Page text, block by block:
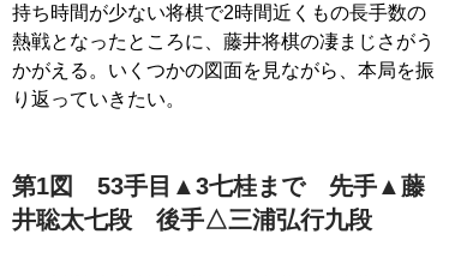
持ち時間が少ない将棋で2時間近くもの長手数の
熱戦となったところに、藤井将棋の凄まじさがう
かがえる。いくつかの図面を見ながら、本局を振
り返っていきたい。
第1図 53手目▲3七桂まで 先手▲藤
井聡太七段 後手△三浦弘行九段